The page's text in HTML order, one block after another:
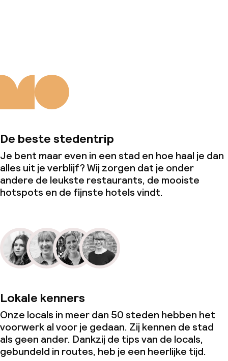
De beste stedentrip
Je bent maar even in een stad en hoe haal je dan
alles uit je verblijf? Wij zorgen dat je onder
andere de leukste restaurants, de mooiste
hotspots en de fijnste hotels vindt.
Lokale kenners
Onze locals in meer dan 50 steden hebben het
voorwerk al voor je gedaan. Zij kennen de stad
als geen ander. Dankzij de tips van de locals,
gebundeld in routes, heb je een heerlijke tijd.